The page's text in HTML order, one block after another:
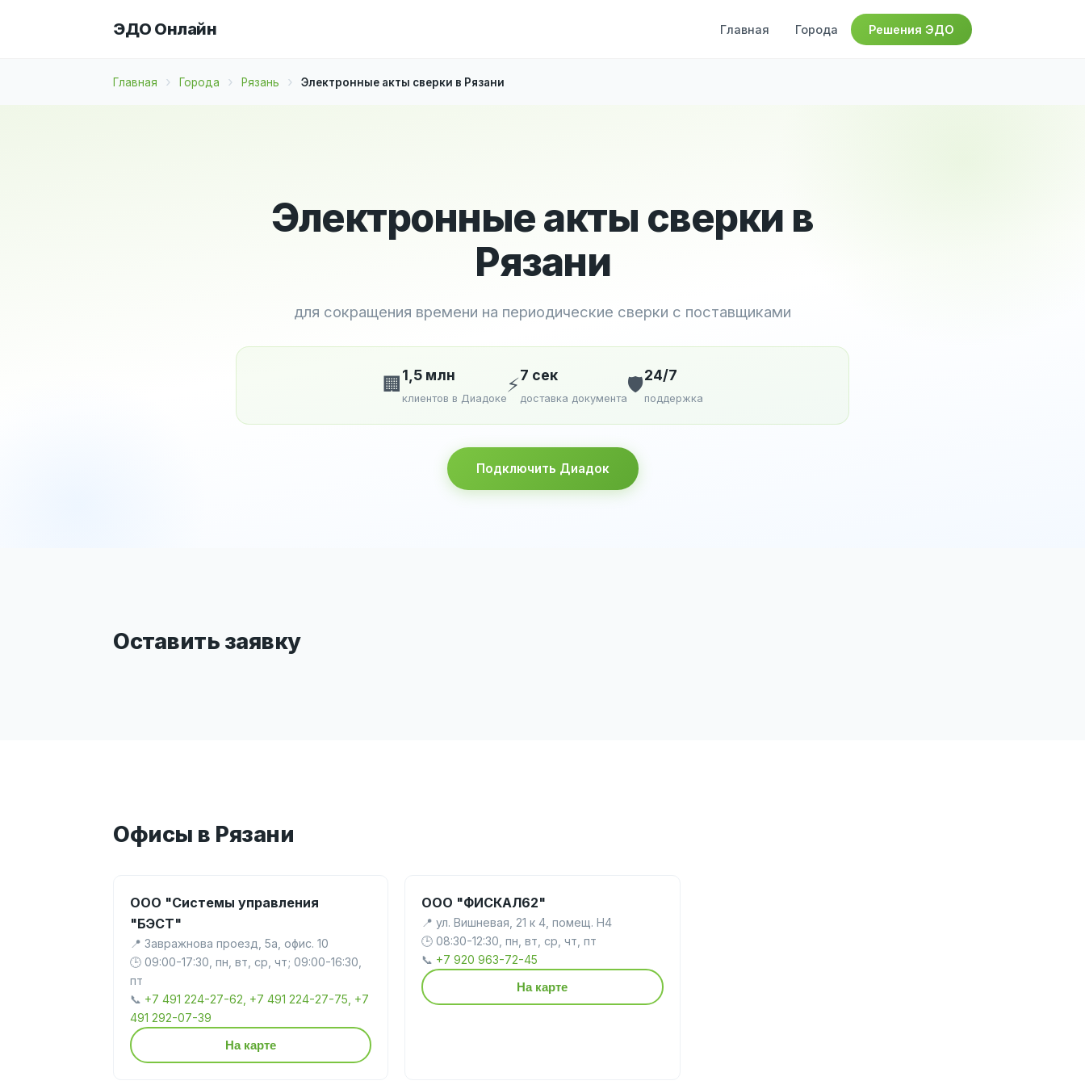
ЭДО Онлайн Главная Города Решения ЭДО
Главная Города Рязань Электронные акты сверки в Рязани
Электронные акты сверки в
Рязани
для сокращения времени на периодические сверки с поставщиками
🏢 1,5 млн
клиентов в Диадоке
⚡7 сек
доставка документа
🛡️24/7
поддержка
Подключить Диадок
Оставить заявку
Офисы в Рязани
ООО "Системы управления
"БЭСТ"
📍 Завражнова проезд, 5а, офис. 10
🕒 09:00-17:30, пн, вт, ср, чт; 09:00-16:30,
пт
📞 +7 491 224-27-62, +7 491 224-27-75, +7
491 292-07-39
На карте
ООО "ФИСКАЛ62"
📍 ул. Вишневая, 21 к 4, помещ. Н4
🕒 08:30-12:30, пн, вт, ср, чт, пт
📞 +7 920 963-72-45
На карте